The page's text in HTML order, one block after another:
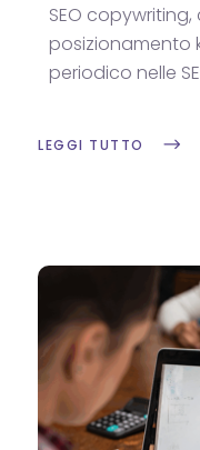
SEO
posizionamento
periodico nelle
LEGGI TUTTO